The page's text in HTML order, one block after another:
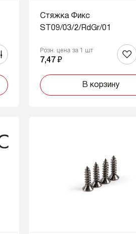
Стяжка Фикс
ST09/03/2/RdGr/01
Розн. цена за 1 шт
7,47 ₽
В корзину